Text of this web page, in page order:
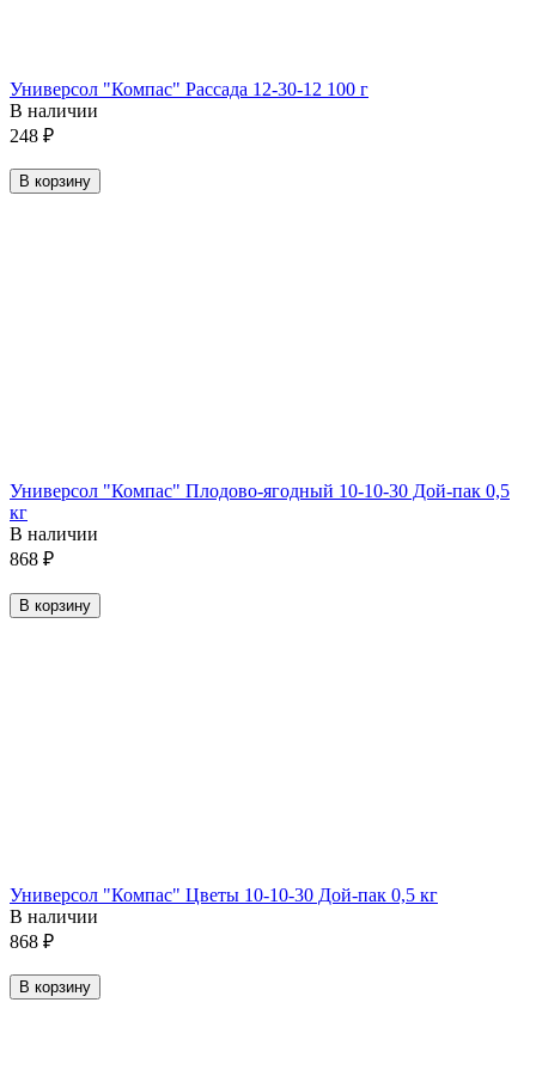
Универсол "Компас" Рассада 12-30-12 100 г
В наличии
248 ₽
В корзину
Универсол "Компас" Плодово-ягодный 10-10-30 Дой-пак 0,5
кг
В наличии
868 ₽
В корзину
Универсол "Компас" Цветы 10-10-30 Дой-пак 0,5 кг
В наличии
868 ₽
В корзину